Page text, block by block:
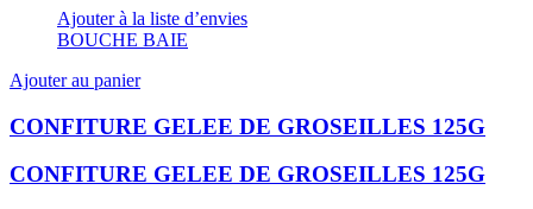
Ajouter à la liste d’envies
BOUCHE BAIE
Ajouter au panier
CONFITURE GELEE DE GROSEILLES 125G
CONFITURE GELEE DE GROSEILLES 125G